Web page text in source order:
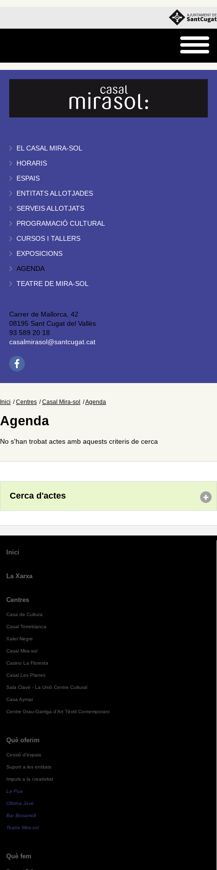
EL CASAL MIRA-SOL
HORARIS
ESPAIS
ENTITATS ALLOTJADES
SERVEIS ALLOTJATS
PROGRAMACIÓ CULTURAL
CURSOS I TALLERS
EXPOSICIONS
AGENDA
TEATRE DE MIRA-SOL
Carrer de Mallorca, 42
08195 Sant Cugat del Vallès
93 589 20 18
casalmirasol@santcugat.cat
Inici Centres Casal Mira-sol Agenda
Agenda
No s'han trobat actes amb aquests criteris de cerca
Cerca d'actes
Inici
La Xarxa
Centres
Casa de Cultura
Casal Torreblanca
Xalet Negre
Casal Mira-sol
Casino La Floresta
Casal Les Planes
Sala Clavé - La Unió Centre Cultural
Casa Aymat
Centre Grau-Garriga d'Art Tèxtil Contemporani
Què oferim
Cessió d'espais
Suport a les entitats
Impuls a la creativitat
La Pua
Oficina Jove
Bar Bocamoll
Teatre Mira-sol
Què fem